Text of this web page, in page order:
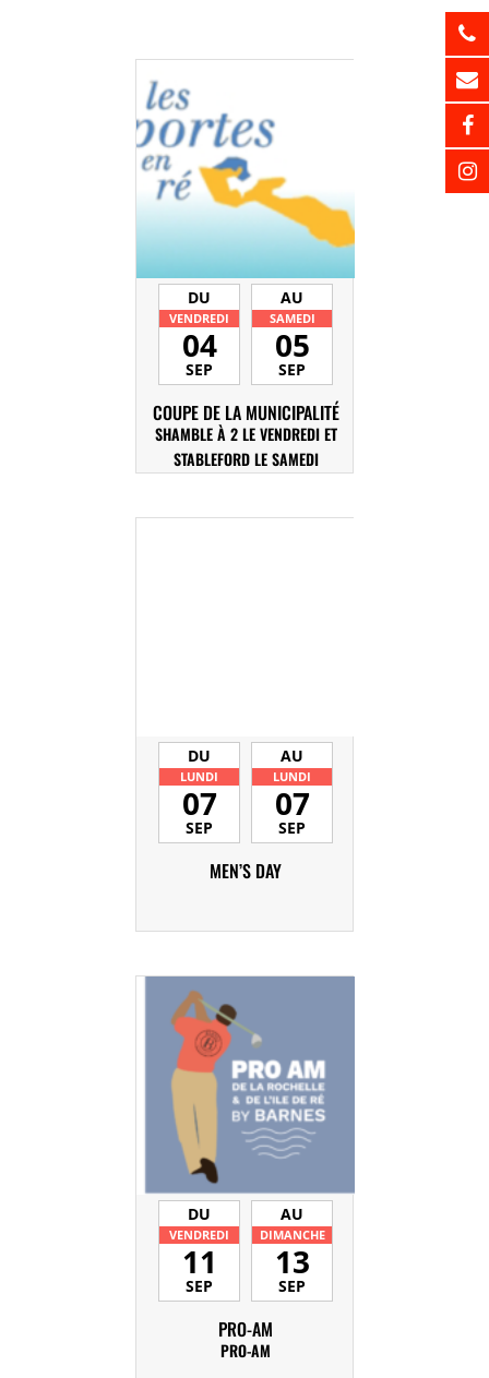
DU
VENDREDI
04
SEP
AU
SAMEDI
05
SEP
COUPE DE LA MUNICIPALITÉ
SHAMBLE À 2 LE VENDREDI ET
STABLEFORD LE SAMEDI
DU
LUNDI
07
SEP
AU
LUNDI
07
SEP
MEN’S DAY
DU
VENDREDI
11
SEP
AU
DIMANCHE
13
SEP
PRO-AM
PRO-AM